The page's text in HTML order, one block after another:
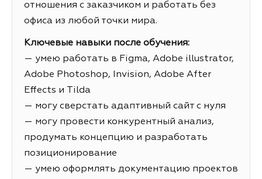
отношения с заказчиком и работать без
офиса из любой точки мира.
Ключевые навыки после обучения:
— умею работать в Figma, Adobe illustrator,
Adobe Photoshop, Invision, Adobe After
Effects и Tilda
— могу сверстать адаптивный сайт с нуля
— могу провести конкурентный анализ,
продумать концепцию и разработать
позиционирование
— умею оформлять документацию проектов